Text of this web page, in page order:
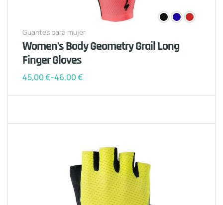
Guantes para mujer
Women’s Body Geometry Grail Long
Finger Gloves
45,00€-46,00€